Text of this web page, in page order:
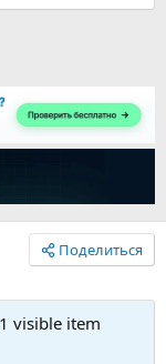
Поделиться
visible item